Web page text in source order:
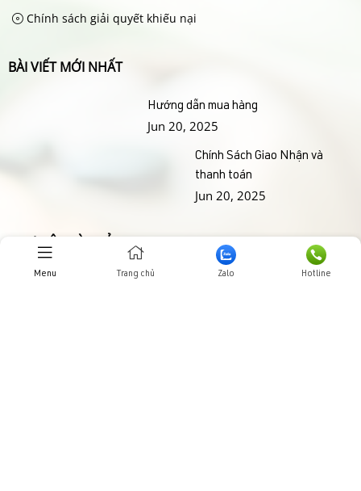
Chính sách giải quyết khiếu nại
BÀI VIẾT MỚI NHẤT
Hướng dẫn mua hàng
Jun 20, 2025
Chính Sách Giao Nhận và
thanh toán
Jun 20, 2025
THƯ VIỆN HÌNH ẢNHH
Menu Trang chủ Zalo Hotline